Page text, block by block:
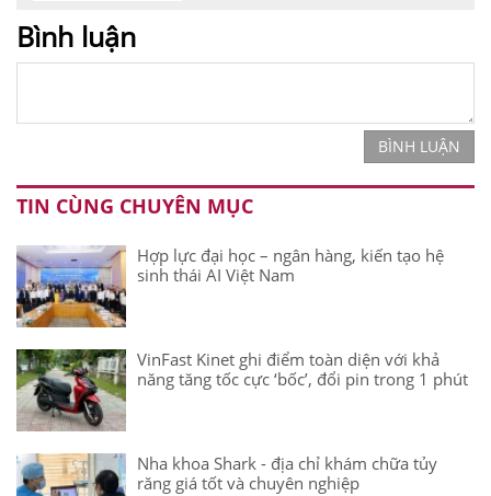
Bình luận
BÌNH LUẬN
TIN CÙNG CHUYÊN MỤC
Hợp lực đại học – ngân hàng, kiến tạo hệ
sinh thái AI Việt Nam
VinFast Kinet ghi điểm toàn diện với khả
năng tăng tốc cực ‘bốc’, đổi pin trong 1 phút
Nha khoa Shark - địa chỉ khám chữa tủy
răng giá tốt và chuyên nghiệp